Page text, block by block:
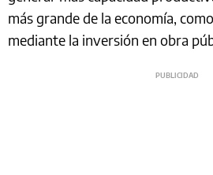
más grande de la economía,
mediante la inversión en obra